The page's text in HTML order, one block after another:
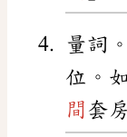
量詞
位。
間 套